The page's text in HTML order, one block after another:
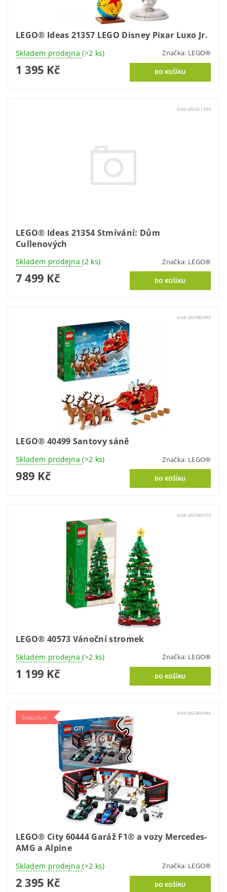
LEGO® Ideas 21357 LEGO Disney Pixar Luxo Jr.
Skladem prodejna(>2 ks) Značka: LEGO®
1 395 Kč
Kód: LEGO21354
LEGO® Ideas 21354 Stmívání: Dům
Cullenových
Skladem prodejna(2 ks) Značka: LEGO®
7 499 Kč
Kód:LEGO40499
LEGO® 40499 Santovy sáně
Skladem prodejna(>2 ks) Značka: LEGO®
989 Kč
Kód: LEGO40573
LEGO® 40573 Vánoční stromek
Skladem prodejna(>2 ks) Značka: LEGO®
1 199 Kč
Exkluzivní
Kód: LEGO60444
LEGO® City 60444 Garáž F1® a vozy Mercedes-
AMG a Alpine
Skladem prodejna(>2 ks) Značka: LEGO®
2 395 Kč